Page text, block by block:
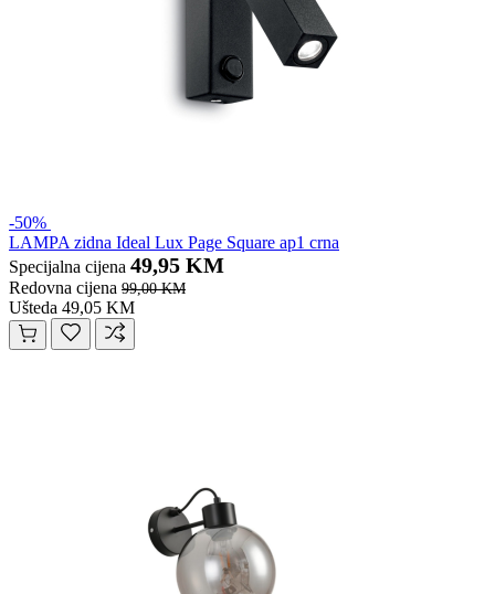
-50%
LAMPA zidna Ideal Lux Page Square ap1 crna
Specijalna cijena 49,95 KM
Redovna cijena 99,00 KM
Ušteda 49,05 KM